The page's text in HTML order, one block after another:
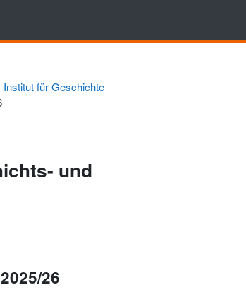
Institut für Geschichte
und
26